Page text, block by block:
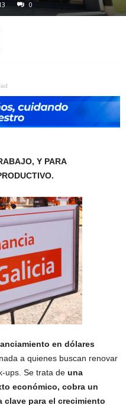
0
Y PARA
en dólares
a quienes buscan renovar
ups. Se trata de una
económico, cobra un
clave para el crecimiento